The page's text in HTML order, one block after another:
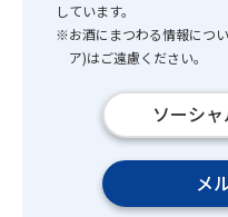
しています。
※お酒にまつわる情報につ
ア)はご遠慮ください。
ソーシ
メ